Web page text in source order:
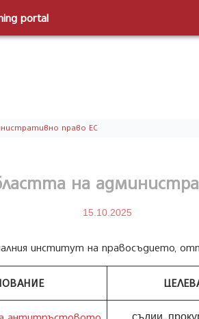
portal
право ЕС
на
15.10.2025
институт на правосъдието,
съдии,